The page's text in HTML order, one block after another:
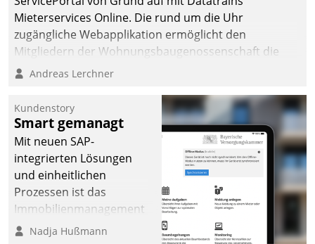
Mieterservices Online. Die rund um die Uhr
zugängliche Webapplikation ermöglicht den
Mitgliedern der Wohnungs­bau­genossenschaft die
Kontaktaufnahme per Smartphone, Tablet oder PC.
Andreas Lerchner
Kundenstory
Smart gemanagt
Mit neuen SAP-
integrierten Lösungen
und einheitlichen
Prozessen ist das
Immobilienmanagement
der Bayerischen
Nadja Hußmann